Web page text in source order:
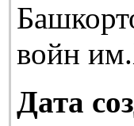
войн
Дата